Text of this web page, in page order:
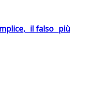
il falso più